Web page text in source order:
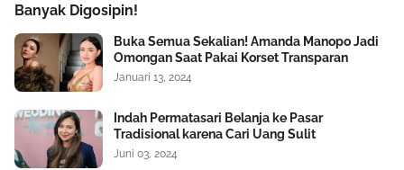
Banyak Digosipin!
Buka Semua Sekalian! Amanda Manopo Jadi
Omongan Saat Pakai Korset Transparan
Januari 13, 2024
Indah Permatasari Belanja ke Pasar
Tradisional karena Cari Uang Sulit
Juni 03, 2024